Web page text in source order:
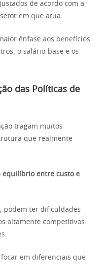
de acordo com a
em que atua.
ênfase aos benefícios
o salário-base e os
das Políticas de
tragam muitos
que realmente
equilíbrio entre custo e
podem ter dificuldades
altamente competitivos
em diferenciais que